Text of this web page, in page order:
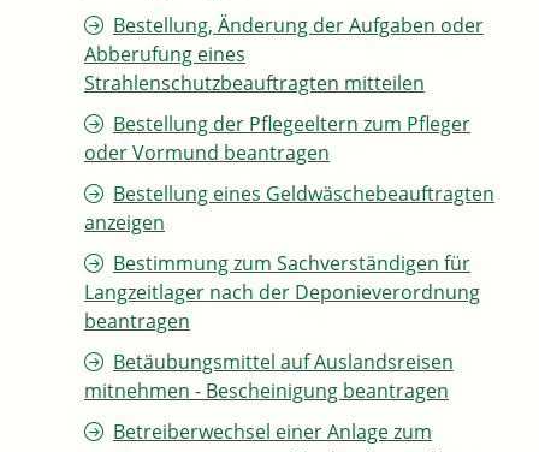
Bestellung, Änderung der Aufgaben oder
Abberufung eines
Strahlenschutzbeauftragten mitteilen
Bestellung der Pflegeeltern zum Pfleger
oder Vormund beantragen
Bestellung eines Geldwäschebeauftragten
anzeigen
Bestimmung zum Sachverständigen für
Langzeitlager nach der Deponieverordnung
beantragen
Betäubungsmittel auf Auslandsreisen
mitnehmen - Bescheinigung beantragen
Betreiberwechsel einer Anlage zum